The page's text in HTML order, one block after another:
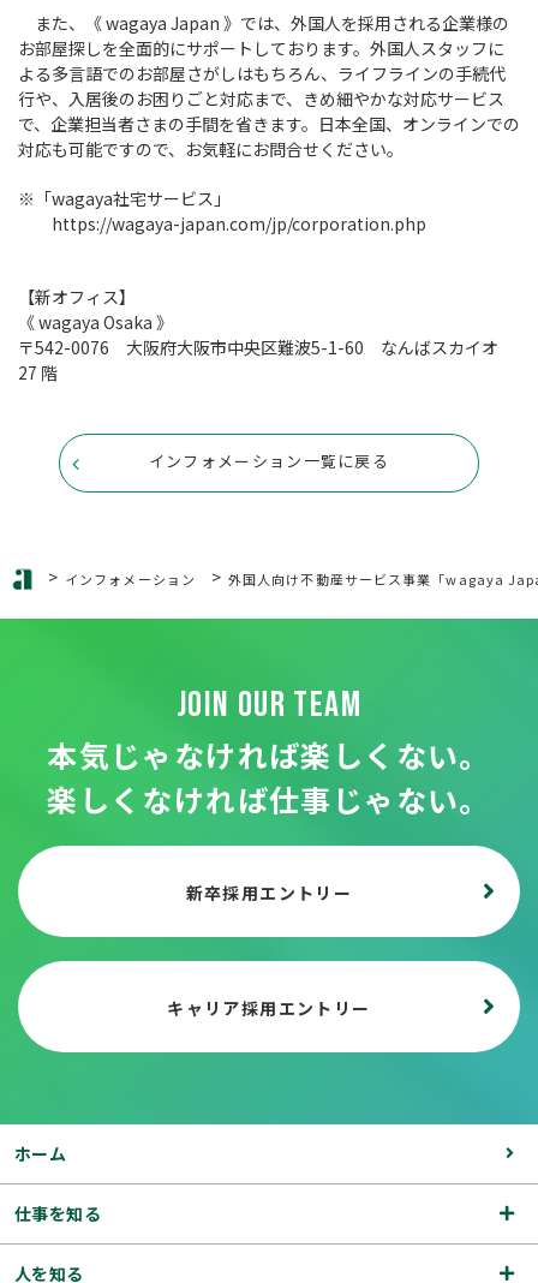
また、《 wagaya Japan 》では、外国人を採用される企業様の
お部屋探しを全面的にサポートしております。外国人スタッフに
よる多言語でのお部屋さがしはもちろん、ライフラインの手続代
行や、入居後のお困りごと対応まで、きめ細やかな対応サービス
で、企業担当者さまの手間を省きます。日本全国、オンラインでの
対応も可能ですので、お気軽にお問合せください。
※「wagaya社宅サービス」
https://wagaya-japan.com/jp/corporation.php
【新オフィス】
《 wagaya Osaka 》
〒542-0076 大阪府大阪市中央区難波5-1-60 なんばスカイオ
27 階
インフォメーション一覧に戻る
> インフォメーション > 外国人向け不動産サービス事業「wagaya
JOIN OUR TEAM
本気じゃなければ楽しくない。
楽しくなければ仕事じゃない。
新卒採用エントリー
キャリア採用エントリー
ホーム
仕事を知る
人を知る